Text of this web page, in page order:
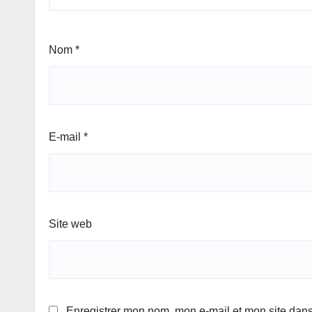
Nom *
E-mail *
Site web